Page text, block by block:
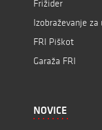
Frižider
Izobraževanje za
FRI Piškot
Garaža FRI
NOVICE